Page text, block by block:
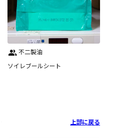
不二製油
ソイレブールシート
上部に戻る